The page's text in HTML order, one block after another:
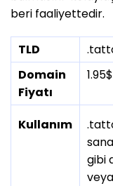
beri faaliyettedir.
TLD
Domain
Fiyatı
1.95$
Kullanım
gibi